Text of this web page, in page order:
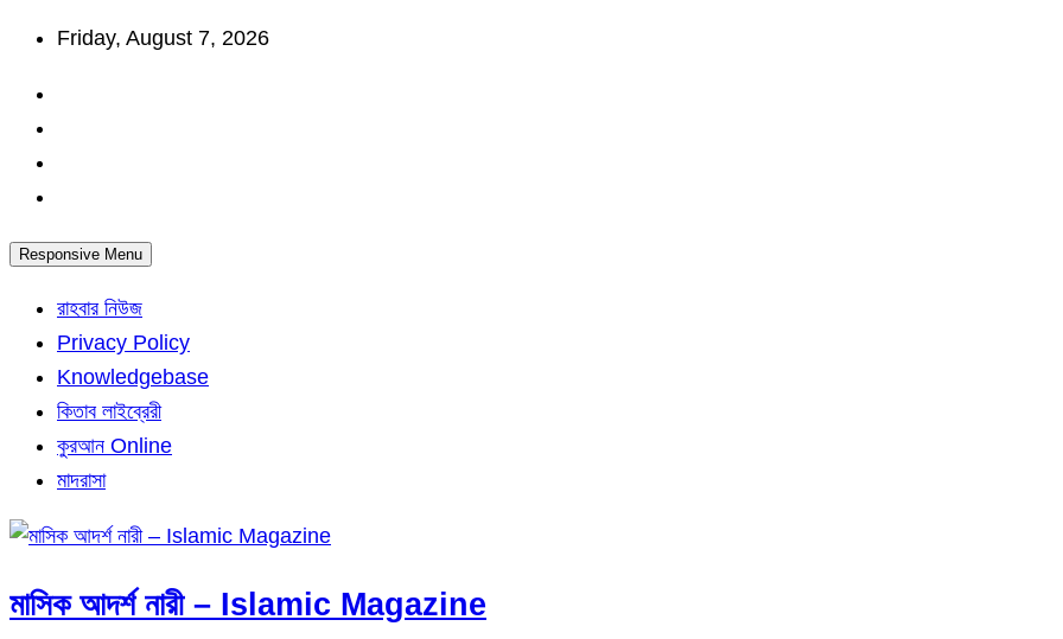
Skip
content
Friday, August 7, 2026
Responsive Menu
রাহবার নিউজ
Privacy Policy
Knowledgebase
কিতাব লাইব্রেরী
কুরআন Online
মাদরাসা
মাসিক আদর্শ নারী – Islamic Magazine